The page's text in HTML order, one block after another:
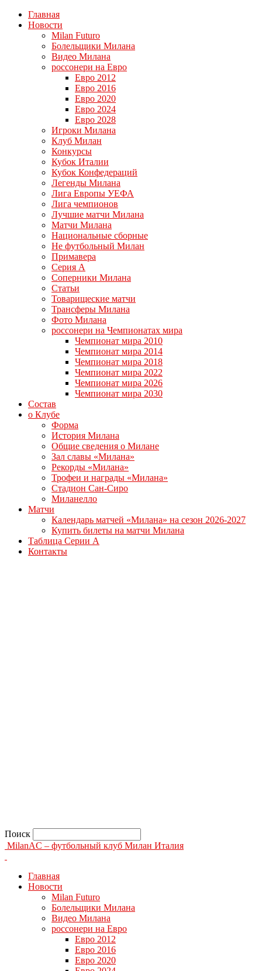
Главная
Новости
Milan Futuro
Болельщики Милана
Видео Милана
россонери на Евро
Евро 2012
Евро 2016
Евро 2020
Евро 2024
Евро 2028
Игроки Милана
Клуб Милан
Конкурсы
Кубок Италии
Кубок Конфедераций
Легенды Милана
Лига Европы УЕФА
Лига чемпионов
Лучшие матчи Милана
Матчи Милана
Национальные сборные
Не футбольный Милан
Примавера
Серия А
Соперники Милана
Статьи
Товарищеские матчи
Трансферы Милана
Фото Милана
россонери на Чемпионатах мира
Чемпионат мира 2010
Чемпионат мира 2014
Чемпионат мира 2018
Чемпионат мира 2022
Чемпионат мира 2026
Чемпионат мира 2030
Состав
о Клубе
Форма
История Милана
Общие сведения о Милане
Зал славы «Милана»
Рекорды «Милана»
Трофеи и награды «Милана»
Стадион Сан-Сиро
Миланелло
Матчи
Календарь матчей «Милана» на сезон 2026-2027
Купить билеты на матчи Милана
Таблица Серии А
Контакты
Поиск
MilanAC – футбольный клуб Милан Италия
Главная
Новости
Milan Futuro
Болельщики Милана
Видео Милана
россонери на Евро
Евро 2012
Евро 2016
Евро 2020